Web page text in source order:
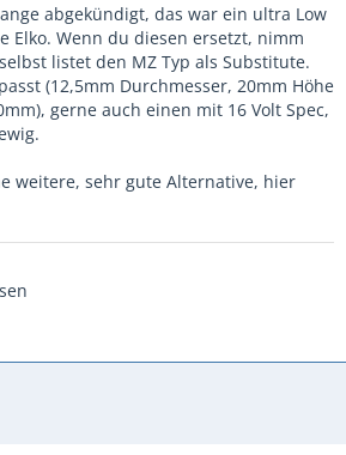
abgekündigt, das war ein ultra Low
Elko. Wenn du diesen ersetzt, nimm
listet den MZ Typ als Substitute.
(12,5mm Durchmesser, 20mm Höhe
gerne auch einen mit 16 Volt Spec,
weitere, sehr gute Alternative, hier